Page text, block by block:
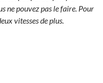
ne pouvez pas le faire. Pour
vitesses de plus.